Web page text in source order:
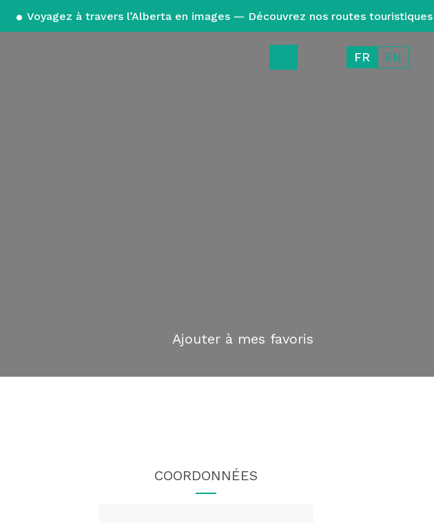
Voyagez à travers l’Alberta en images — Découvrez nos routes touristiques
FR EN
Ajouter à mes favoris
COORDONNÉES